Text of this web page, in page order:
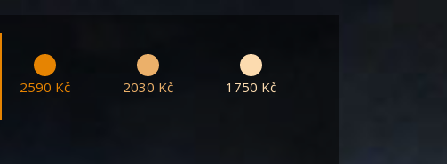
2590 Kč 2030 Kč 1750 Kč